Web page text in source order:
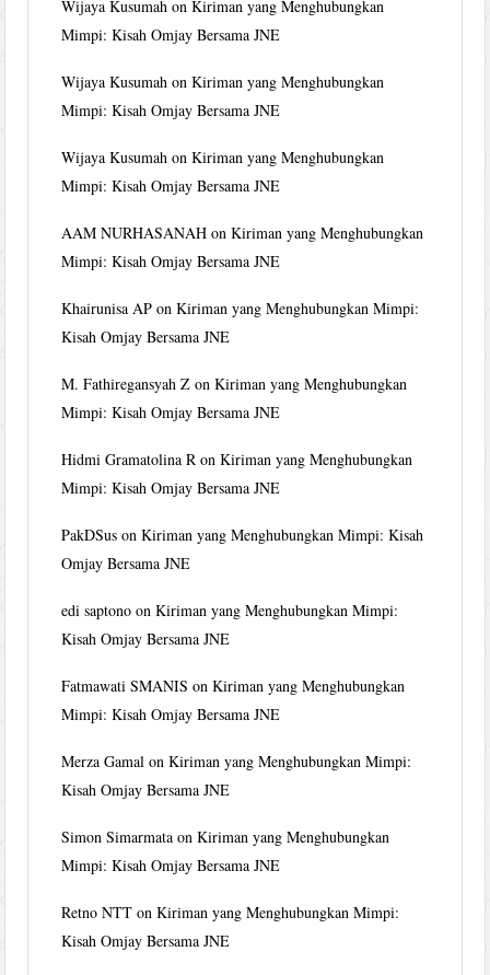
Wijaya Kusumah onKiriman yang Menghubungkan
Mimpi: Kisah Omjay Bersama JNE
Wijaya Kusumah onKiriman yang Menghubungkan
Mimpi: Kisah Omjay Bersama JNE
Wijaya Kusumah onKiriman yang Menghubungkan
Mimpi: Kisah Omjay Bersama JNE
AAM NURHASANAH onKiriman yang Menghubungkan
Mimpi: Kisah Omjay Bersama JNE
Khairunisa AP onKiriman yang Menghubungkan Mimpi:
Kisah Omjay Bersama JNE
M. Fathiregansyah Z onKiriman yang Menghubungkan
Mimpi: Kisah Omjay Bersama JNE
Hidmi Gramatolina R onKiriman yang Menghubungkan
Mimpi: Kisah Omjay Bersama JNE
PakDSus onKiriman yang Menghubungkan Mimpi: Kisah
Omjay Bersama JNE
edi saptono onKiriman yang Menghubungkan Mimpi:
Kisah Omjay Bersama JNE
Fatmawati SMANIS onKiriman yang Menghubungkan
Mimpi: Kisah Omjay Bersama JNE
Merza Gamal onKiriman yang Menghubungkan Mimpi:
Kisah Omjay Bersama JNE
Simon Simarmata onKiriman yang Menghubungkan
Mimpi: Kisah Omjay Bersama JNE
Retno NTT onKiriman yang Menghubungkan Mimpi:
Kisah Omjay Bersama JNE